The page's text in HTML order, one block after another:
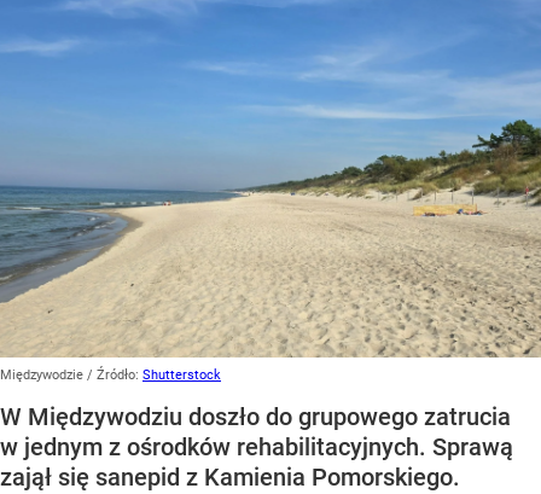
Międzywodzie / Źródło: Shutterstock
W Międzywodziu doszło do grupowego zatrucia
w jednym z ośrodków rehabilitacyjnych. Sprawą
zajął się sanepid z Kamienia Pomorskiego.